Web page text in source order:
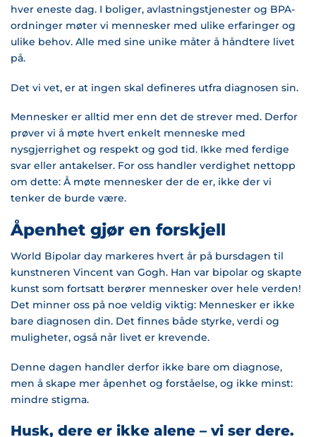
hver eneste dag. I boliger, avlastningstjenester og BPA-
ordninger møter vi mennesker med ulike erfaringer og
ulike behov. Alle med sine unike måter å håndtere livet
på.
Det vi vet, er at ingen skal defineres utfra diagnosen sin.
Mennesker er alltid mer enn det de strever med. Derfor
prøver vi å møte hvert enkelt menneske med
nysgjerrighet og respekt og god tid. Ikke med ferdige
svar eller antakelser. For oss handler verdighet nettopp
om dette: Å møte mennesker der de er, ikke der vi
tenker de burde være.
Åpenhet gjør en forskjell
World Bipolar day markeres hvert år på bursdagen til
kunstneren Vincent van Gogh. Han var bipolar og skapte
kunst som fortsatt berører mennesker over hele verden!
Det minner oss på noe veldig viktig: Mennesker er ikke
bare diagnosen din. Det finnes både styrke, verdi og
muligheter, også når livet er krevende.
Denne dagen handler derfor ikke bare om diagnose,
men å skape mer åpenhet og forståelse, og ikke minst:
mindre stigma.
Husk, dere er ikke alene – vi ser dere.